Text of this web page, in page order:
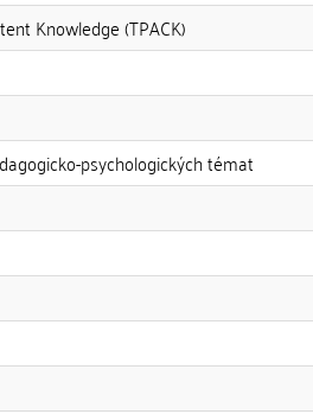
Knowledge (TPACK)
psychologických témat